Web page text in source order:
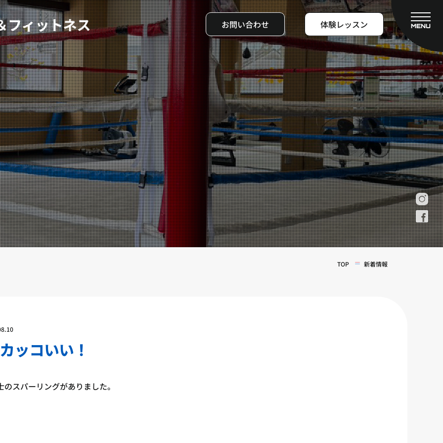
お問い合わせ 体験レッスン
MENU
実戦コース
料金システム
選手紹介
よくある質問
フィットネスコース
料金システム
ビフォーアフター
よくある質問
TOP 新着情報
ッコいい！
スパーリングがありました。